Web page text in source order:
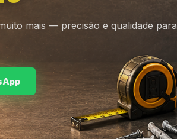
mais — precisão e qualidade para